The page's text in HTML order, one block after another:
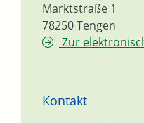
Marktstraße 1
78250Tengen
Zur
Kontakt